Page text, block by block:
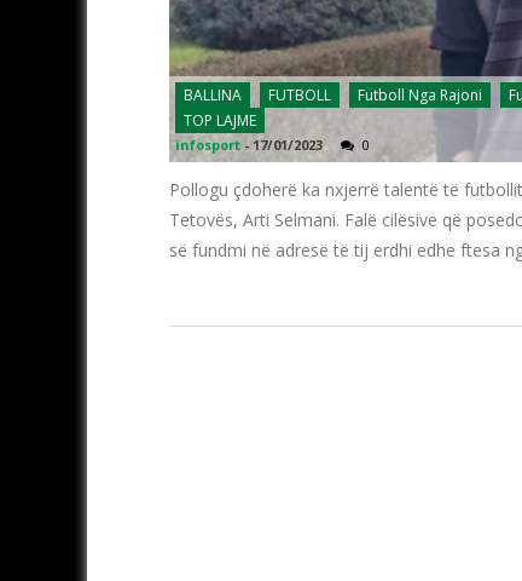
BALLINA FUTBOLL Futboll Nga Rajoni
TOP LAJME
infosport - 17/01/2023 0
Pollogu çdoherë ka nxjerrë talentë të
Tetovës, Arti Selmani. Falë cilësive që
së fundmi në adresë të tij erdhi edhe ftesa